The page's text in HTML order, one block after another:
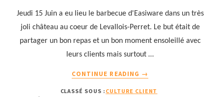
Jeudi 15 Juin a eu lieu le barbecue d'Easiware dans un très
joli château au coeur de Levallois-Perret. Le but était de
partager un bon repas et un bon moment ensoleillé avec
leurs clients mais surtout …
CONTINUE READING
SUR
→
CLASSÉ SOUS : CULTURE CLIENT